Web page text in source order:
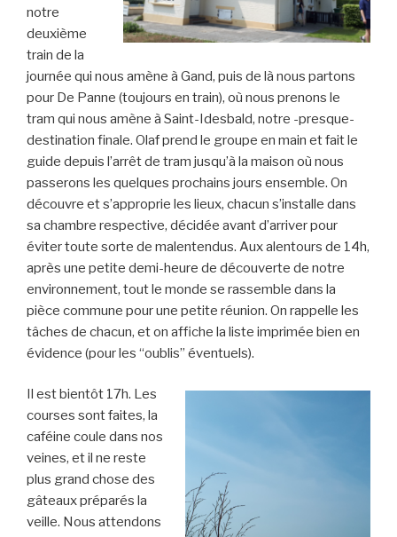
notre
deuxième
train de la
journée qui nous amène à Gand, puis de là nous partons
pour De Panne (toujours en train), où nous prenons le
tram qui nous amène à Saint-Idesbald, notre -presque-
destination finale. Olaf prend le groupe en main et fait le
guide depuis l’arrêt de tram jusqu’à la maison où nous
passerons les quelques prochains jours ensemble. On
découvre et s’approprie les lieux, chacun s’installe dans
sa chambre respective, décidée avant d’arriver pour
éviter toute sorte de malentendus. Aux alentours de 14h,
après une petite demi-heure de découverte de notre
environnement, tout le monde se rassemble dans la
pièce commune pour une petite réunion. On rappelle les
tâches de chacun, et on affiche la liste imprimée bien en
évidence (pour les “oublis” éventuels).
Il est bientôt 17h. Les
courses sont faites, la
caféine coule dans nos
veines, et il ne reste
plus grand chose des
gâteaux préparés la
veille. Nous attendons